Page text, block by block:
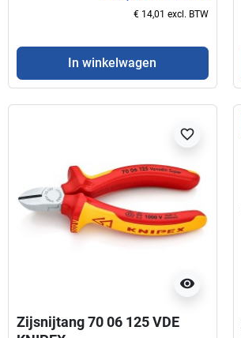
€ 14,01 excl. BTW
In winkelwagen
visibility
favorite_border
Zijsnijtang 70 06 125 VDE